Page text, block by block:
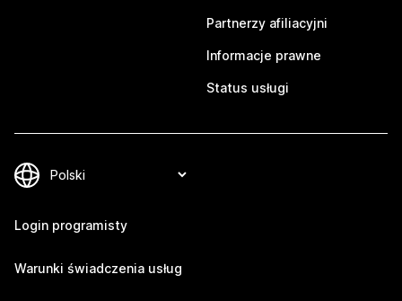
Partnerzy afiliacyjni
Informacje prawne
Status usługi
Login programisty
Warunki świadczenia usług